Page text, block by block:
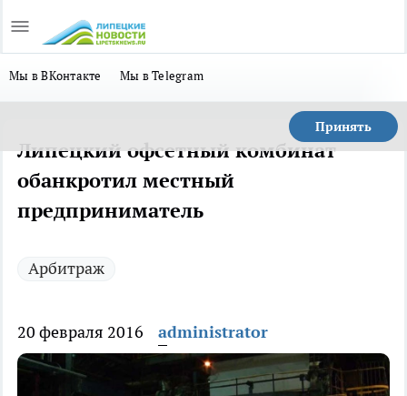
Мы в ВКонтакте Мы в Telegram
Принять
Липецкий офсетный комбинат
обанкротил местный
предприниматель
Арбитраж
20 февраля 2016 administrator